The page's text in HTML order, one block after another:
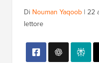
Di Nouman Yaqoob | 22
lettore